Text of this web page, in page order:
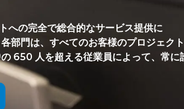
への完全で総合的なサービス提供に
部門は、すべてのお客様のプロジェク
650 人を超える従業員によって、常